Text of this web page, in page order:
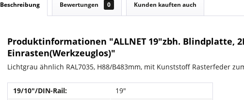
Beschreibung Bewertungen 0 Kunden kauften auch
Produktinformationen "ALLNET 19"zbh. Blindplatte,
Einrasten(Werkzeuglos)"
Lichtgrau ähnlich RAL7035, H88/B483mm, mit Kunststoff Rasterfeder
19/10"/DIN-Rail:
19"